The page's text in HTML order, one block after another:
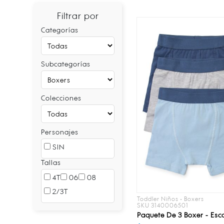
Filtrar por
Categorías
Subcategorías
Colecciones
Personajes
SIN
Tallas
4T
06
08
2/3T
Toddler Niños • Boxers
SKU 3140006501
Paquete De 3 Boxer -